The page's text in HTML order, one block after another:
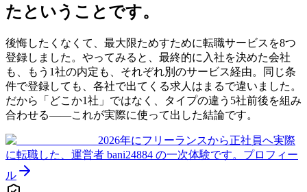
た ということです。
後悔したくなくて、最大限ためすために転職サービスを8つ
登録しました。やってみると、最終的に入社を決めた会社
も、もう1社の内定も、それぞれ別のサービス経由。同じ条
件で登録しても、各社で出てくる求人はまるで違いました。
だから「どこか1社」ではなく、タイプの違う5社前後を組み
合わせる——これが実際に使って出した結論です。
2026年にフリーランスから正社員へ実際
に転職した、運営者 bani24884 の一次体験です。 プロフィー
ル